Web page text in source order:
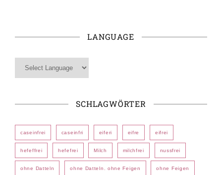
LANGUAGE
SCHLAGWÖRTER
caseinfrei caseinfri eiferi eifre eifrei
hefeffrei hefefrei Milch milchfrei nussfrei
ohne Datteln ohne Datteln. ohne Feigen ohne Feigen